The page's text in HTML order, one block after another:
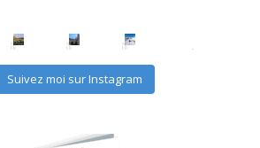
Suivez moi sur Instagram